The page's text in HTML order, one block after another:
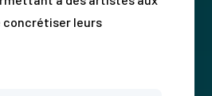
concrétiser leurs